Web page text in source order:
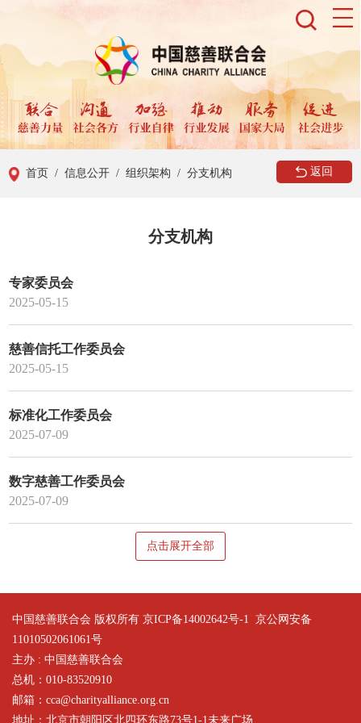
首页 / 信息公开 / 组织架构 / 分支机构 返回
分支机构
专家委员会
2025-05-15
慈善信托工作委员会
2025-05-15
标准化工作委员会
2025-07-09
数字慈善工作委员会
2025-07-09
点击展开全部
中国慈善联合会 版权所有 京ICP备14002642号-1 京公网安备
11010502061061号
主办 : 中国慈善联合会
总机：010-83520910
邮箱：cca@charityalliance.org.cn
地址：北京市朝阳区北四环东路73号1-1未来广场